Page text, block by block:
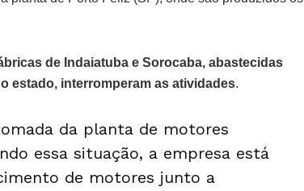
de Indaiatuba e Sorocaba, abastecidas
estado, interromperam as atividades.
da planta de motores
essa situação, a empresa está
de motores junto a